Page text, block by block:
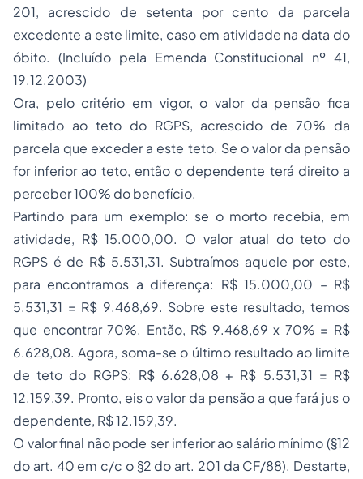
201, acrescido de setenta por cento da parcela
excedente a este limite, caso em atividade na data do
óbito. (Incluído pela Emenda Constitucional nº 41,
19.12.2003)
Ora, pelo critério em vigor, o valor da pensão fica
limitado ao teto do RGPS, acrescido de 70% da
parcela que exceder a este teto. Se o valor da pensão
for inferior ao teto, então o dependente terá direito a
perceber 100% do benefício.
Partindo para um exemplo: se o morto recebia, em
atividade, R$ 15.000,00. O valor atual do teto do
RGPS é de R$ 5.531,31. Subtraímos aquele por este,
para encontramos a diferença: R$ 15.000,00 – R$
5.531,31 = R$ 9.468,69. Sobre este resultado, temos
que encontrar 70%. Então, R$ 9.468,69 x 70% = R$
6.628,08. Agora, soma-se o último resultado ao limite
de teto do RGPS: R$ 6.628,08 + R$ 5.531,31 = R$
12.159,39. Pronto, eis o valor da pensão a que fará jus o
dependente, R$ 12.159,39.
O valor final não pode ser inferior ao salário mínimo (§12
do art. 40 em c/c o §2 do art. 201 da CF/88). Destarte,